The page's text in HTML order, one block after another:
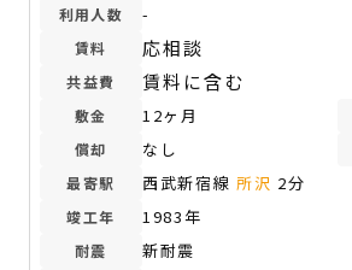
利用人数 -
賃料 応相談
共益費 賃料に含む
敷金 12ヶ月
償却 なし
最寄駅 西武新宿線所沢 2分
竣工年 1983年
耐震 新耐震